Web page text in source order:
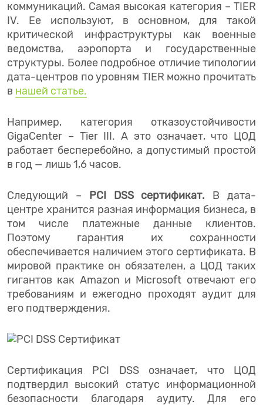
коммуникаций. Самая высокая категория – TIER
IV. Ее используют, в основном, для такой
критической инфраструктуры как военные
ведомства, аэропорта и государственные
структуры. Более подробное отличие типологии
дата-центров по уровням TIER можно прочитать
в нашей статье.
Например, категория отказоустойчивости
GigaCenter – Tier III. А это означает, что ЦОД
работает бесперебойно, а допустимый простой
в год — лишь 1,6 часов.
Следующий – PCI DSS сертификат. В дата-
центре хранится разная информация бизнеса, в
том числе платежные данные клиентов.
Поэтому гарантия их сохранности
обеспечивается наличием этого сертификата. В
мировой практике он обязателен, а ЦОД таких
гигантов как Amazon и Microsoft отвечают его
требованиям и ежегодно проходят аудит для
его подтверждения.
Сертификация PCI DSS означает, что ЦОД
подтвердил высокий статус информационной
безопасности благодаря аудиту. Для его